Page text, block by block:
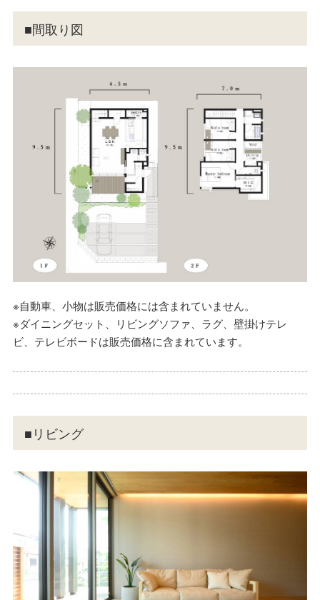
■間取り図
※自動車、小物は販売価格には含まれていません。
※ダイニングセット、リビングソファ、ラグ、壁掛けテレ
ビ、テレビボードは販売価格に含まれています。
■リビング